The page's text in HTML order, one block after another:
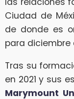
Ciudad de
de donde es
para diciembre
Tras su
en 2021 y sus
Marymount